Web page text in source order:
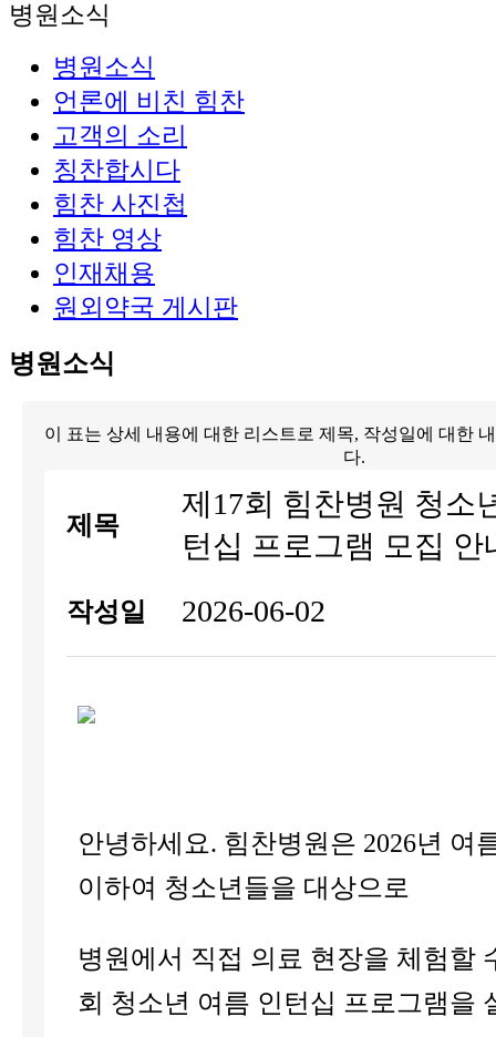
병원소식
병원소식
언론에 비친 힘찬
고객의 소리
칭찬합시다
힘찬 사진첩
힘찬 영상
인재채용
원외약국 게시판
병원소식
이 표는 상세 내용에 대한 리스트로 제목, 작성일에 대한
다.
제목
제17회 힘찬병원 청소
턴십 프로그램 모집 안
작성일 2026-06-02
안녕하세요. 힘찬병원은 2026년 여
이하여 청소년들을 대상으로
병원에서 직접 의료 현장을 체험할
회 청소년 여름 인턴십 프로그램을